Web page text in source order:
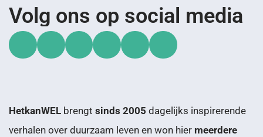
Volg ons op social media
HetkanWEL brengt sinds 2005 dagelijks inspirerende
verhalen over duurzaam leven en won hier meerdere